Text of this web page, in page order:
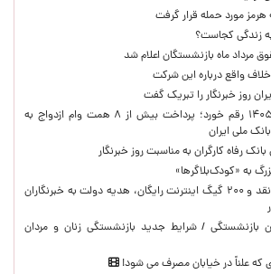
هرمز مورد حمله قرار گرفت
به زندگی کجاست؟
مرداد ماه بازنشستگان اعلام شد
واقع درباره این شرکت
روز خبرنگار را تبریک گفت
در چهار ماه نخست ۱۴۰۵ رقم خورد؛ پرداخت بیش از ۸ همت وام ازدواج به
ملی ایران
رفاه کارگران به مناسبت روز خبرنگار
به «کودک‌بلاگرها»
۵۰۰ هزارتومان وجه نقد و ۲۰۰ گیگ اینترنت رایگان، هدیه دولت به خبرنگاران
بازنشستگی / شرایط جدید بازنشستگی زنان و مردان
که علناً در خیابان مصرف می شود!